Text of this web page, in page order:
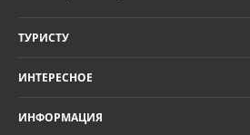
ТУРИСТУ
ИНТЕРЕСНОЕ
ИНФОРМАЦИЯ